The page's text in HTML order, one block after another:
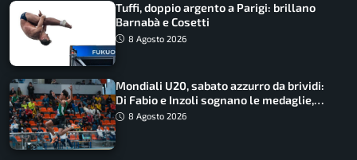
Tuffi, doppio argento a Parigi: brillano
Barnabà e Cosetti
8 Agosto 2026
Mondiali U20, sabato azzurro da brividi:
Di Fabio e Inzoli sognano le medaglie,
Castellani e Succo in finale
8 Agosto 2026